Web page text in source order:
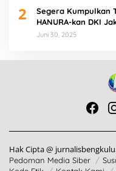
2
Segera Kumpulkan
HANURA-kan DKI
Juni 30, 2025
Hak Cipta @
Pedoman Media Siber